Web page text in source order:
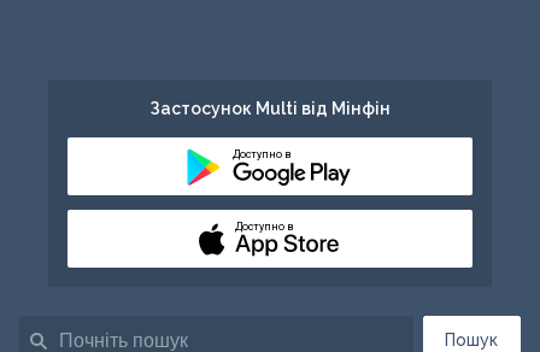
Пошук
Застосунок Multi від Мінфін
Доступно в
Доступно в